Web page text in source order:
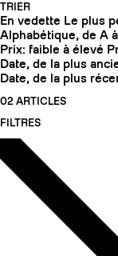
TRIER
En vedette Le plus
Alphabétique, de A
Prix: faible à élevé
Date, de la plus
Date, de la plus
02 ARTICLES
FILTRES